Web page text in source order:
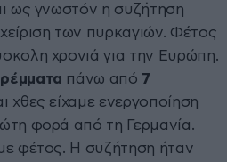
ως γνωστόν η συζήτηση
των πυρκαγιών. Φέτος
χρονιά για την Ευρώπη.
πάνω από 7
χθες είχαμε ενεργοποίηση
φορά από τη Γερμανία.
φέτος. Η συζήτηση ήταν